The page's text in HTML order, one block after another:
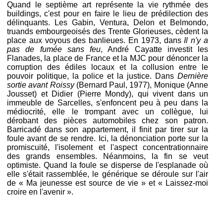
Quand le septième art représente la vie rythmée des
buildings, c'est pour en faire le lieu de prédilection des
délinquants. Les Gabin, Ventura, Delon et Belmondo,
truands embourgeoisés des Trente Glorieuses, cèdent la
place aux voyous des banlieues. En 1973, dansIl n'y a
pas de fumée sans feu, André Cayatte investit les
Flanades, la place de France et la MJC pour dénoncer la
corruption des édiles locaux et la collusion entre le
pouvoir politique, la police et la justice. Dans Dernière
sortie avant Roissy(Bernard Paul, 1977), Monique (Anne
Jousset) et Didier (Pierre Mondy), qui vivent dans un
immeuble de Sarcelles, s'enfoncent peu à peu dans la
médiocrité, elle le trompant avec un collègue, lui
dérobant des pièces automobiles chez son patron.
Barricadé dans son appartement, il finit par tirer sur la
foule avant de se rendre. Ici, la dénonciation porte sur la
promiscuité, l'isolement et l'aspect concentrationnaire
des grands ensembles. Néanmoins, la fin se veut
optimiste. Quand la foule se disperse de l'esplanade où
elle s'était rassemblée, le générique se déroule sur l'air
de « Ma jeunesse est source de vie » et « Laissez-moi
croire en l'avenir ».